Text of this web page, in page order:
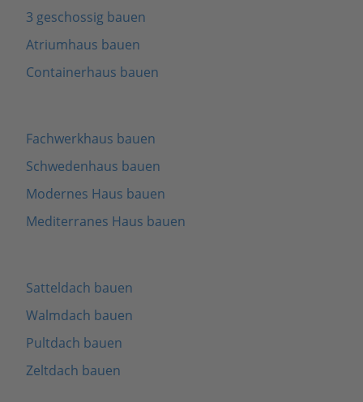
3 geschossig bauen
Atriumhaus bauen
Containerhaus bauen
Fachwerkhaus bauen
Schwedenhaus bauen
Modernes Haus bauen
Mediterranes Haus bauen
Satteldach bauen
Walmdach bauen
Pultdach bauen
Zeltdach bauen